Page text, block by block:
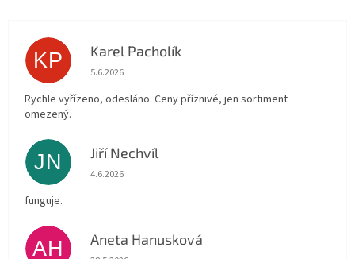
KP Karel Pacholík
Hodnocení obchodu je 4 z 5 hvězdiček.
5.6.2026
Rychle vyřízeno, odesláno. Ceny příznivé, jen sortiment
omezený.
JN Jiří Nechvíl
Hodnocení obchodu je 5 z 5 hvězdiček.
4.6.2026
funguje.
AH Aneta Hanusková